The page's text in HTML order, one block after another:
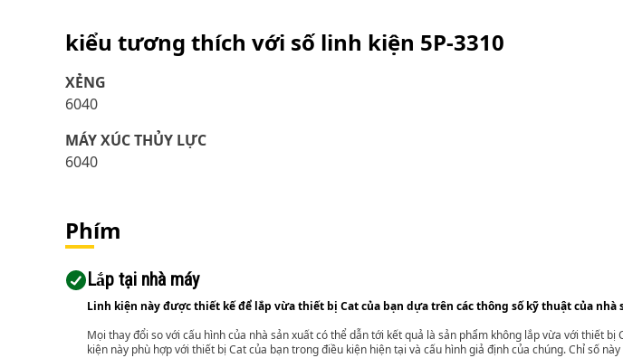
kiểu tương thích với số linh kiện 5P-3310
XẺNG
6040
MÁY XÚC THỦY LỰC
6040
Phím
Lắp tại nhà máy
Linh kiện này được thiết kế để lắp vừa thiết bị Cat của bạn dựa trên các thông số kỹ thuật của nhà
Mọi thay đổi so với cấu hình của nhà sản xuất có thể dẫn tới kết quả là sản phẩm không lắp vừa với thiết
kiện này phù hợp với thiết bị Cat của bạn trong điều kiện hiện tại và cấu hình giả định của chúng. Chỉ số